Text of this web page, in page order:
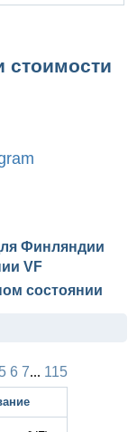
стоимости
Финляндии
VF
состоянии
5 6 7... 115